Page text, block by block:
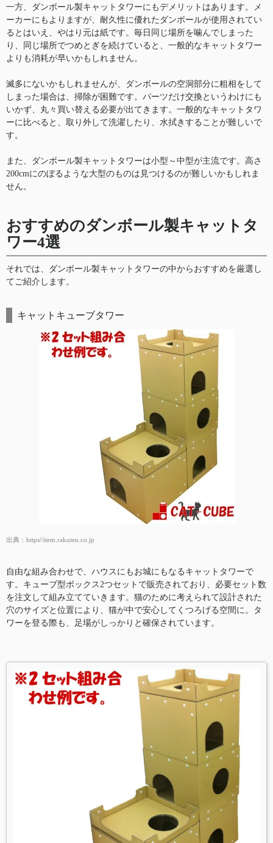
一方、ダンボール製キャットタワーにもデメリットはあります。メ
ーカーにもよりますが、耐久性に優れたダンボールが使用されてい
るとはいえ、やはり元は紙です。毎日同じ場所を噛んでしまった
り、同じ場所でつめとぎを続けていると、一般的なキャットタワー
よりも消耗が早いかもしれません。
滅多にないかもしれませんが、ダンボールの空洞部分に粗相をして
しまった場合は、掃除が困難です。パーツだけ交換というわけにも
いかず、丸々買い替える必要が出てきます。一般的なキャットタワ
ーに比べると、取り外して洗濯したり、水拭きすることが難しいで
す。
また、ダンボール製キャットタワーは小型～中型が主流です。高さ
200cmにのぼるような大型のものは見つけるのが難しいかもしれま
せん。
おすすめのダンボール製キャットタ
ワー4選
それでは、ダンボール製キャットタワーの中からおすすめを厳選し
てご紹介します。
キャットキューブタワー
出典： https//item.rakuten.co.jp
自由な組み合わせで、ハウスにもお城にもなるキャットタワーで
す。キューブ型ボックス2つセットで販売されており、必要セット数
を注文して組み立てていきます。猫のために考えられて設計された
穴のサイズと位置により、猫が中で安心してくつろげる空間に。タ
ワーを登る際も、足場がしっかりと確保されています。